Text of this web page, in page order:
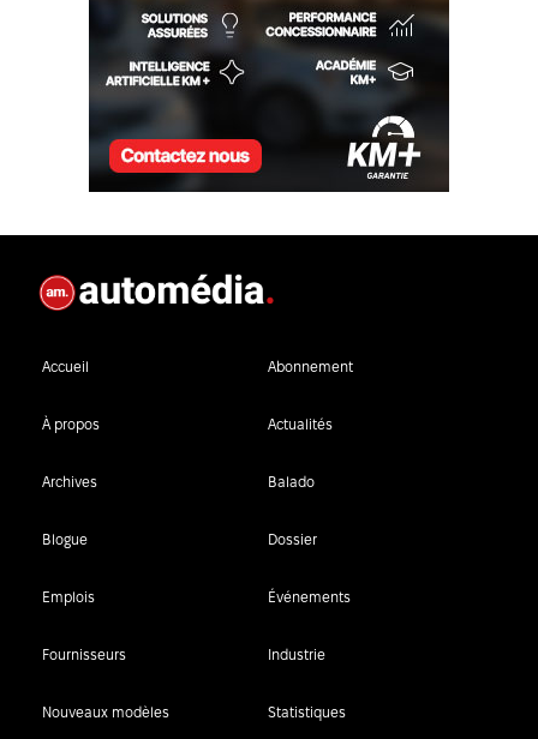
Accueil Abonnement
À propos Actualités
Archives Balado
Blogue Dossier
Emplois Événements
Fournisseurs Industrie
Nouveaux modèles Statistiques